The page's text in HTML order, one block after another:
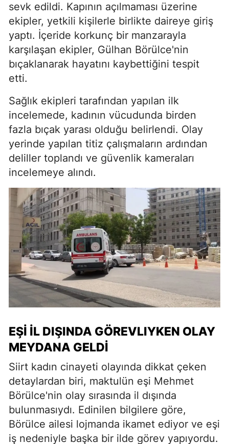
sevk edildi. Kapının açılmaması üzerine
ekipler, yetkili kişilerle birlikte daireye giriş
yaptı. İçeride korkunç bir manzarayla
karşılaşan ekipler, Gülhan Börülce'nin
bıçaklanarak hayatını kaybettiğini tespit
etti.
Sağlık ekipleri tarafından yapılan ilk
incelemede, kadının vücudunda birden
fazla bıçak yarası olduğu belirlendi. Olay
yerinde yapılan titiz çalışmaların ardından
deliller toplandı ve güvenlik kameraları
incelemeye alındı.
EŞİ İL DIŞINDA GÖREVLIYKEN OLAY
MEYDANA GELDİ
Siirt kadın cinayeti olayında dikkat çeken
detaylardan biri, maktulün eşi Mehmet
Börülce'nin olay sırasında il dışında
bulunmasıydı. Edinilen bilgilere göre,
Börülce ailesi lojmanda ikamet ediyor ve eşi
iş nedeniyle başka bir ilde görev yapıyordu.